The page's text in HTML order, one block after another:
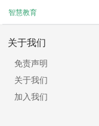
智慧教育
关于我们
免责声明
关于我们
加入我们